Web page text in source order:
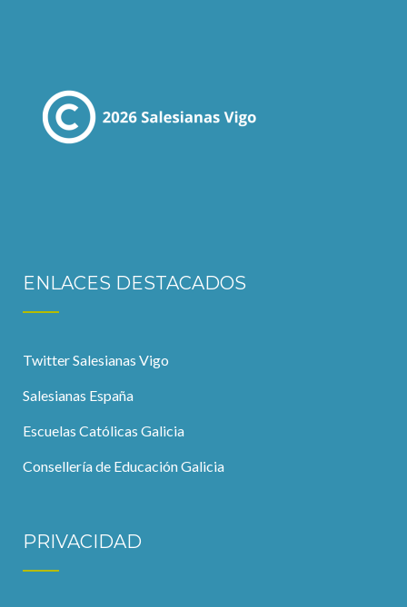
ENLACES DESTACADOS
Twitter Salesianas Vigo
Salesianas España
Escuelas Católicas Galicia
Consellería de Educación Galicia
PRIVACIDAD